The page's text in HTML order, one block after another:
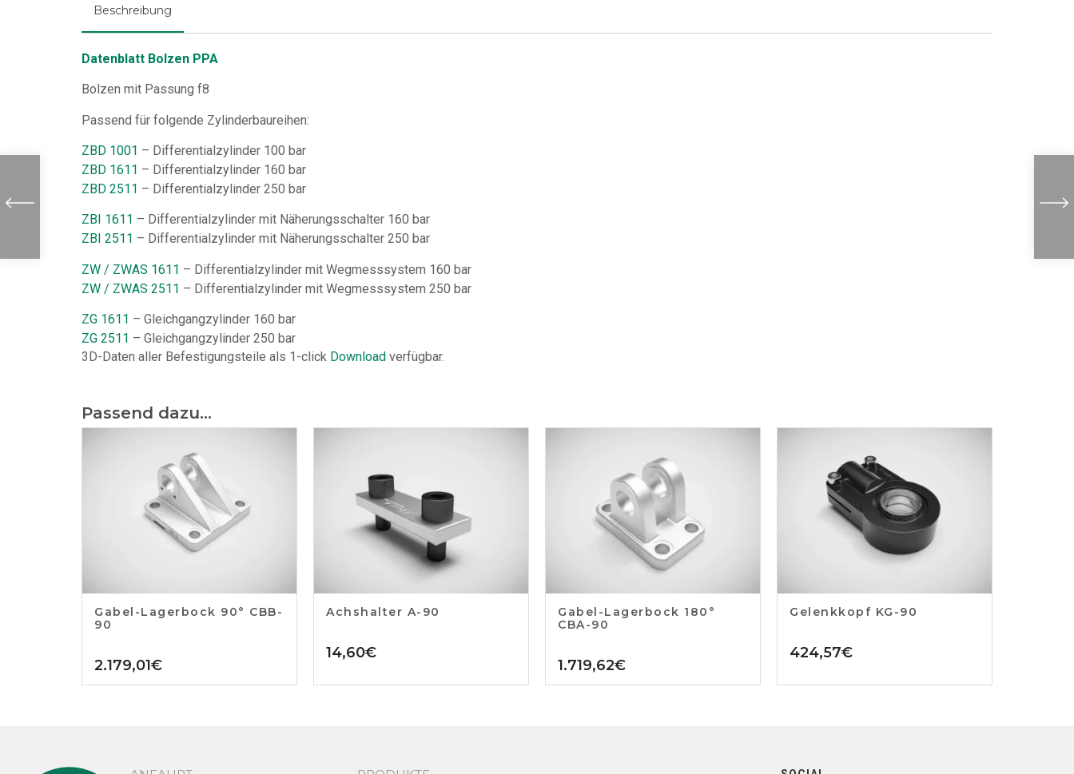
Beschreibung
Datenblatt Bolzen PPA
Bolzen mit Passung f8
Passend für folgende Zylinderbaureihen:
ZBD 1001 – Differentialzylinder 100 bar
ZBD 1611 – Differentialzylinder 160 bar
ZBD 2511 – Differentialzylinder 250 bar
ZBI 1611 – Differentialzylinder mit Näherungsschalter 160 bar
ZBI 2511 – Differentialzylinder mit Näherungsschalter 250 bar
ZW / ZWAS 1611 – Differentialzylinder mit Wegmesssystem 160 bar
ZW / ZWAS 2511 – Differentialzylinder mit Wegmesssystem 250 bar
ZG 1611 – Gleichgangzylinder 160 bar
ZG 2511 – Gleichgangzylinder 250 bar
3D-Daten aller Befestigungsteile als 1-click Download verfügbar.
Passend dazu...
Gabel-Lagerbock 90° CBB-
90
2.179,01€
Achshalter A-90
14,60€
Gabel-Lagerbock 180°
CBA-90
1.719,62€
Gelenkkopf KG-90
424,57€